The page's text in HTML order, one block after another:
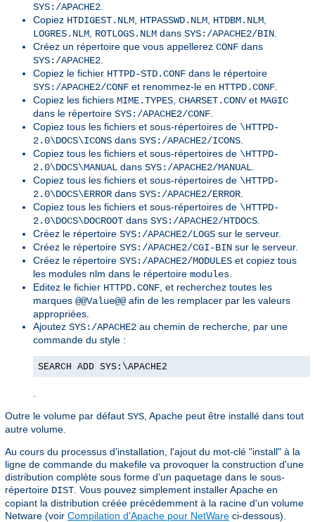
SYS:/APACHE2
Copiez HTDIGEST.NLM HTPASSWD.NLM HTDBM.NLM
LOGRES.NLM ROTLOGS.NLM dans SYS:/APACHE2/BIN
Créez un répertoire que vous appellerez CONF dans
SYS:/APACHE2
Copiez le fichier HTTPD-STD.CONF dans le répertoire
SYS:/APACHE2/CONF et renommez-le en HTTPD.CONF
Copiez les fichiers MIME.TYPES CHARSET.CONVet MAGIC
dans le répertoire SYS:/APACHE2/CONF
Copiez tous les fichiers et sous-répertoires de \HTTPD-
2.0\DOCS\ICONS dans SYS:/APACHE2/ICONS
Copiez tous les fichiers et sous-répertoires de \HTTPD-
2.0\DOCS\MANUAL dans SYS:/APACHE2/MANUAL
Copiez tous les fichiers et sous-répertoires de \HTTPD-
2.0\DOCS\ERROR dans SYS:/APACHE2/ERROR
Copiez tous les fichiers et sous-répertoires de \HTTPD-
2.0\DOCS\DOCROOT dans SYS:/APACHE2/HTDOCS
Créez le répertoire SYS:/APACHE2/LOGS sur le serveur.
Créez le répertoire SYS:/APACHE2/CGI-BIN sur le serveur.
Créez le répertoire SYS:/APACHE2/MODULES et copiez tous
les modules nlm dans le répertoire modules
Editez le fichier HTTPD.CONF , et recherchez toutes les
marques @@Value@@afin de les remplacer par les valeurs
appropriées.
Ajoutez SYS:/APACHE2 au chemin de recherche, par une
commande du style :
SEARCH ADD SYS:\APACHE2
Outre le volume par défaut SYS , Apache peut être installé dans tout
autre volume.
Au cours du processus d'installation, l'ajout du mot-clé "install" à la
ligne de commande du makefile va provoquer la construction d'une
distribution complète sous forme d'un paquetage dans le sous-
répertoire DIST . Vous pouvez simplement installer Apache en
copiant la distribution créée précédemment à la racine d'un volume
Netware (voir Compilation d'Apache pour NetWare ci-dessous).